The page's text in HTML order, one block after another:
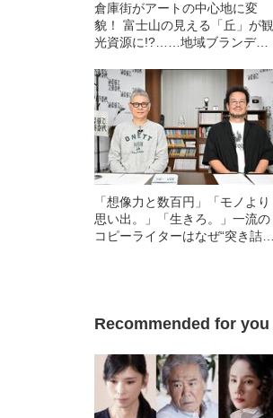
倉庫街がアートの中心地に変
貌！ 富士山の見える「丘」が観
光資源に!?……地域ブランディ
「想像力と数百円」「モノより
思い出。」「生きろ。」一流の
コピーライターはなぜ“突き詰め
Recommended for you